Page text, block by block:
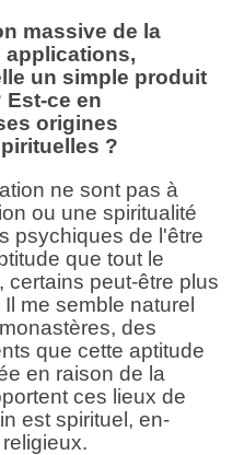
massive de la
applications,
un simple produit
ce en
origines
?
ne sont pas à
ou une spiritualité
psychiques de l'être
que tout le
certains peut-être plus
me semble naturel
des
que cette aptitude
en raison de la
ces lieux de
est spirituel, en-